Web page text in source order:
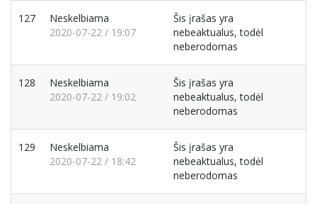
127
Neskelbiama
2020-07-22 / 19:07
Šis įrašas yra
nebeaktualus, todėl
neberodomas
128
Neskelbiama
2020-07-22 / 19:02
Šis įrašas yra
nebeaktualus, todėl
neberodomas
129
Neskelbiama
2020-07-22 / 18:42
Šis įrašas yra
nebeaktualus, todėl
neberodomas